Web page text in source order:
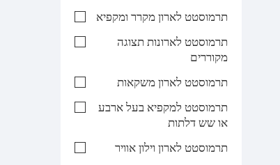
תרמוסטט לארון מקרר ומקפיא
תרמוסטט לארונות תצוגה
מקוררים
תרמוסטט לארון משקאות
תרמוסטט למקפיא בעל ארבע
או שש דלתות
תרמוסטט לארון וילון אוויר